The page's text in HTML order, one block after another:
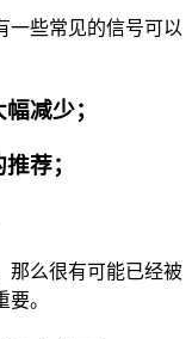
一些常见的信号可以
减少；
荐；
那么很有可能已经被
。